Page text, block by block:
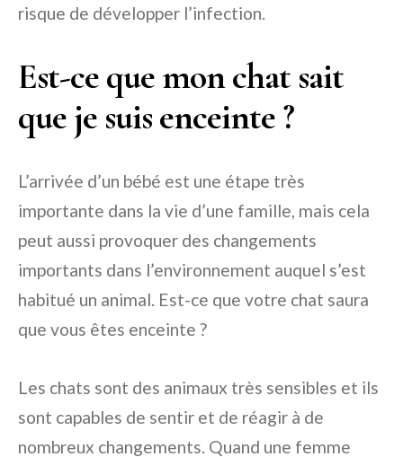
risque de développer l’infection.
Est-ce que mon chat sait
que je suis enceinte ?
L’arrivée d’un bébé est une étape très
importante dans la vie d’une famille, mais cela
peut aussi provoquer des changements
importants dans l’environnement auquel s’est
habitué un animal. Est-ce que votre chat saura
que vous êtes enceinte ?
Les chats sont des animaux très sensibles et ils
sont capables de sentir et de réagir à de
nombreux changements. Quand une femme